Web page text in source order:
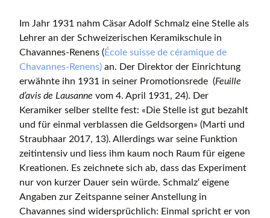
Im Jahr 1931 nahm Cäsar Adolf Schmalz eine Stelle als
Lehrer an der Schweizerischen Keramikschule in
Chavannes-Renens (École suisse de céramique de
Chavannes-Renens) an. Der Direktor der Einrichtung
erwähnte ihn 1931 in seiner Promotionsrede (Feuille
d’avis de Lausanne vom 4. April 1931, 24). Der
Keramiker selber stellte fest: «Die Stelle ist gut bezahlt
und für einmal verblassen die Geldsorgen» (Marti und
Straubhaar 2017, 13). Allerdings war seine Funktion
zeitintensiv und liess ihm kaum noch Raum für eigene
Kreationen. Es zeichnete sich ab, dass das Experiment
nur von kurzer Dauer sein würde. Schmalz‘ eigene
Angaben zur Zeitspanne seiner Anstellung in
Chavannes sind widersprüchlich: Einmal spricht er von